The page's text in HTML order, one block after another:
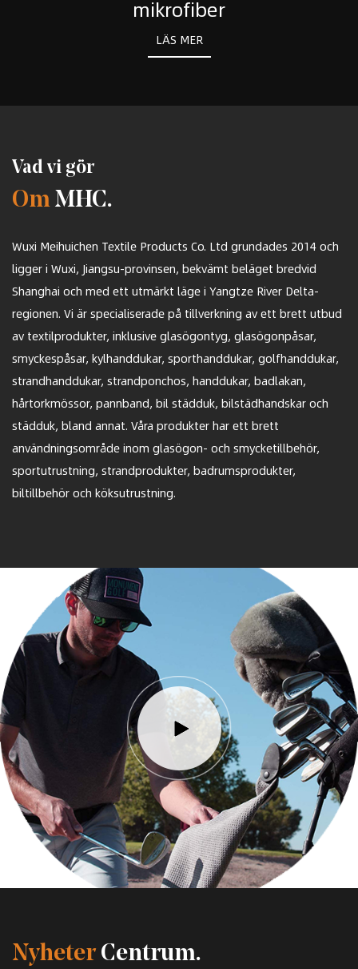
Vad vi gör
OmMHC.
Wuxi Meihuichen Textile Products Co. Ltd grundades 2014 och
ligger i Wuxi, Jiangsu-provinsen, bekvämt beläget bredvid
Shanghai och med ett utmärkt läge i Yangtze River Delta-
regionen. Vi är specialiserade på tillverkning av ett brett utbud
av textilprodukter, inklusive glasögontyg, glasögonpåsar,
smyckespåsar, kylhanddukar, sporthanddukar, golfhanddukar,
strandhanddukar, strandponchos, handdukar, badlakan,
hårtorkmössor, pannband, bil städduk, bilstädhandskar och
städduk, bland annat. Våra produkter har ett brett
användningsområde inom glasögon- och smycketillbehör,
sportutrustning, strandprodukter, badrumsprodukter,
biltillbehör och köksutrustning.
NyheterCentrum.